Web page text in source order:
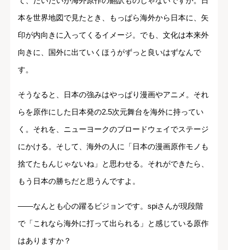
本を世界地図で見たとき、もっぱら海外から日本に、矢
印が内向きに入ってくるイメージ。でも、文化は本来外
向きに、国外に出ていくほうがずっと良いはずなんで
す。
そうなると、日本の強みはやっぱり漫画やアニメ。それ
らを原作にした日本発の2.5次元舞台を海外に持ってい
く。それを、ニューヨークのブロードウェイでステージ
にかける。そして、海外の人に「日本の漫画原作モノも
捨てたもんじゃないね」と思わせる。それができたら、
もう日本の勝ちだと思うんですよ。
――なんとも心の躍るビジョンです。spiさんが現段階
で「これなら海外に打って出られる」と感じている原作
はありますか？